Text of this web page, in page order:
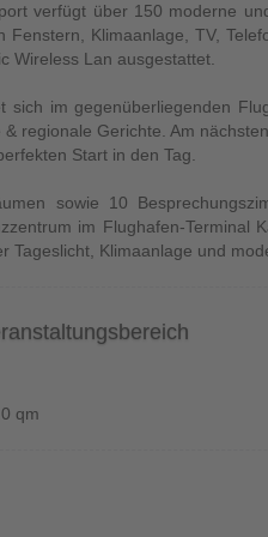
verfügt über 150 moderne
Klimaanlage, TV,
Wireless Lan ausgestattet.
sich im gegenüberliegenden
regionale Gerichte. Am
Start in den Tag.
sowie 10
im Flughafen-Terminal
Tageslicht, Klimaanlage und
qm